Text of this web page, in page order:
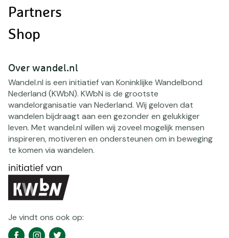
Partners
Shop
Over wandel.nl
Wandel.nl is een initiatief van Koninklijke Wandelbond
Nederland (KWbN). KWbN is de grootste
wandelorganisatie van Nederland. Wij geloven dat
wandelen bijdraagt aan een gezonder en gelukkiger
leven. Met wandel.nl willen wij zoveel mogelijk mensen
inspireren, motiveren en ondersteunen om in beweging
te komen via wandelen.
Je vindt ons ook op:
Social